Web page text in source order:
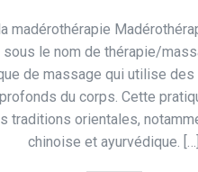
madérothérapie
le nom de thérapie/
de massage qui utilise
du corps. Cette
traditions orientales,
chinoise et ayurvédique. […]